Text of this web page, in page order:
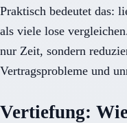
Praktisch bedeutet das:
als viele lose
nur Zeit, sondern
Vertragsprobleme und
Vertiefung: